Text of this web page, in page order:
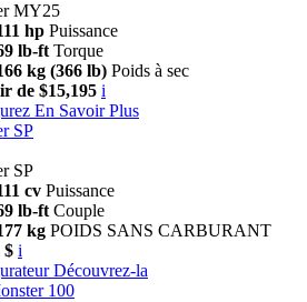
MY25
hp Puissance
lb-ft Torque
kg (366 lb) Poids à sec
de $15,195 i
En Savoir Plus
SP
SP
cv Puissance
lb-ft Couple
kg POIDS SANS CARBURANT
$ i
Découvrez-la
100